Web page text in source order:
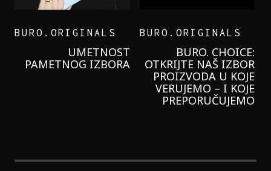
GARNIER KREMU I
NIKADA NIŠTA
LAGANIJE NISAM
KORISTILA